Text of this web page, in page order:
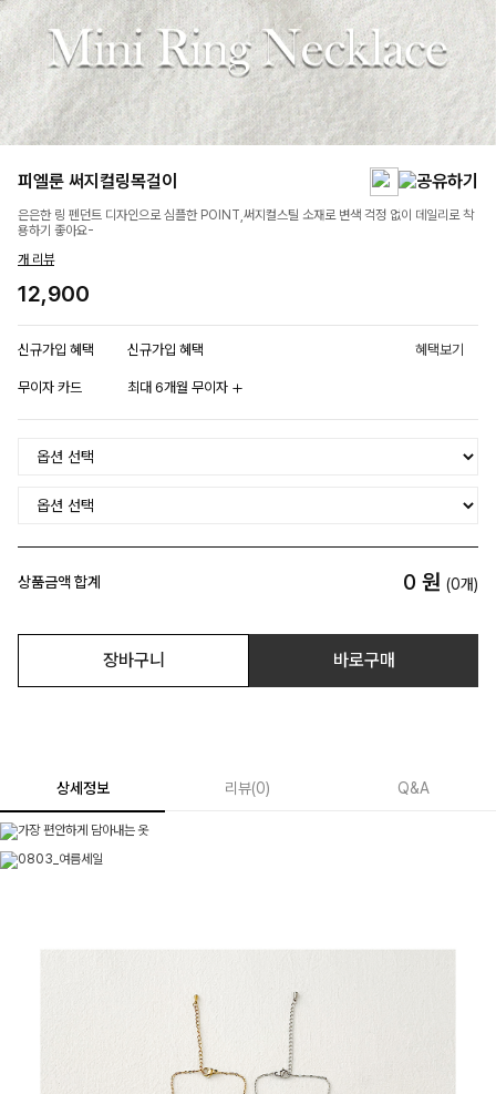
피엘룬 써지컬링목걸이
은은한 링 펜던트 디자인으로 심플한 POINT,써지컬스틸 소재로 변색 걱정 없이 데일리로 착
용하기 좋아요-
개 리뷰
12,900
신규가입 혜택 신규가입 혜택 혜택보기
무이자 카드 최대 6개월 무이자
상품금액 합계 0 원 (0개)
장바구니 바로구매
상세정보 리뷰(0) Q&A